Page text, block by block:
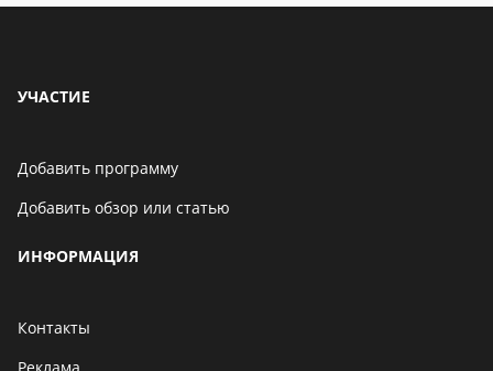
УЧАСТИЕ
Добавить программу
Добавить обзор или статью
ИНФОРМАЦИЯ
Контакты